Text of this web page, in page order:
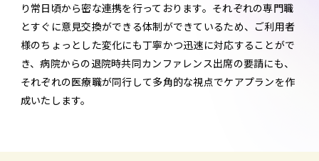
り常日頃から密な連携を行っております。それぞれの専門職
とすぐに意見交換ができる体制ができているため、ご利用者
様のちょっとした変化にも丁寧かつ迅速に対応することがで
き、病院からの退院時共同カンファレンス出席の要請にも、
それぞれの医療職が同行して多角的な視点でケアプランを作
成いたします。